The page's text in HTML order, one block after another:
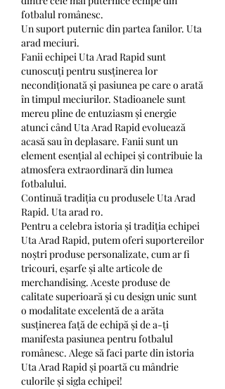
fotbalul românesc.
Un suport puternic din partea fanilor. Uta
arad meciuri.
Fanii echipei Uta Arad Rapid sunt
cunoscuți pentru susținerea lor
necondiționată și pasiunea pe care o arată
în timpul meciurilor. Stadioanele sunt
mereu pline de entuziasm și energie
atunci când Uta Arad Rapid evoluează
acasă sau în deplasare. Fanii sunt un
element esențial al echipei și contribuie la
atmosfera extraordinară din lumea
fotbalului.
Continuă tradiția cu produsele Uta Arad
Rapid. Uta arad ro.
Pentru a celebra istoria și tradiția echipei
Uta Arad Rapid, putem oferi suportereilor
noștri produse personalizate, cum ar fi
tricouri, eșarfe și alte articole de
merchandising. Aceste produse de
calitate superioară și cu design unic sunt
o modalitate excelentă de a arăta
susținerea față de echipă și de a-ți
manifesta pasiunea pentru fotbalul
românesc. Alege să faci parte din istoria
Uta Arad Rapid și poartă cu mândrie
culorile și sigla echipei!